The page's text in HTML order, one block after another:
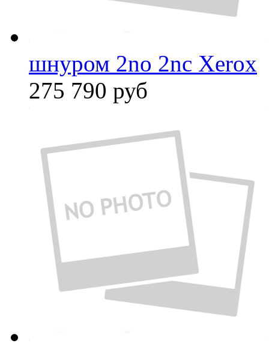
шнуром 2no 2nc Xerox
275 790 руб